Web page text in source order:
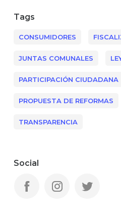
Tags
CONSUMIDORES
JUNTAS COMUNALES
PARTICIPACIÓN CIUDADANA
PROPUESTA DE REFORMAS
TRANSPARENCIA
Social